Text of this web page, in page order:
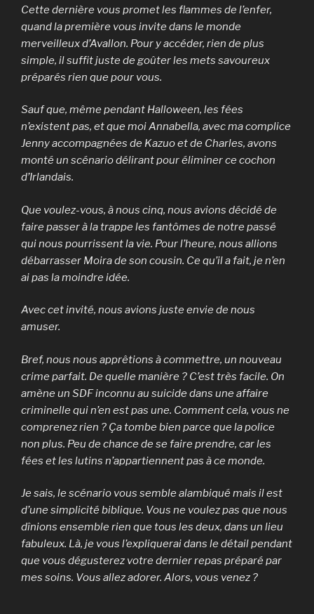
Cette dernière vous promet les flammes de l’enfer,
quand la première vous invite dans le monde
merveilleux d’Avallon. Pour y accéder, rien de plus
simple, il suffit juste de goûter les mets savoureux
préparés rien que pour vous.
Sauf que, même pendant Halloween, les fées
n’existent pas, et que moi Annabella, avec ma complice
Jenny accompagnées de Kazuo et de Charles, avons
monté un scénario délirant pour éliminer ce cochon
d’Irlandais.
Que voulez-vous, à nous cinq, nous avions décidé de
faire passer à la trappe les fantômes de notre passé
qui nous pourrissent la vie. Pour l’heure, nous allions
débarrasser Moira de son cousin. Ce qu’il a fait, je n’en
ai pas la moindre idée.
Avec cet invité, nous avions juste envie de nous
amuser.
Bref, nous nous apprêtions à commettre, un nouveau
crime parfait. De quelle manière ? C’est très facile. On
amène un SDF inconnu au suicide dans une affaire
criminelle qui n’en est pas une. Comment cela, vous ne
comprenez rien ? Ça tombe bien parce que la police
non plus. Peu de chance de se faire prendre, car les
fées et les lutins n’appartiennent pas à ce monde.
Je sais, le scénario vous semble alambiqué mais il est
d’une simplicité biblique. Vous ne voulez pas que nous
dînions ensemble rien que tous les deux, dans un lieu
fabuleux. Là, je vous l’expliquerai dans le détail pendant
que vous dégusterez votre dernier repas préparé par
mes soins. Vous allez adorer. Alors, vous venez ?